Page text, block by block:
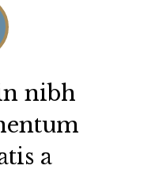
nibh
a